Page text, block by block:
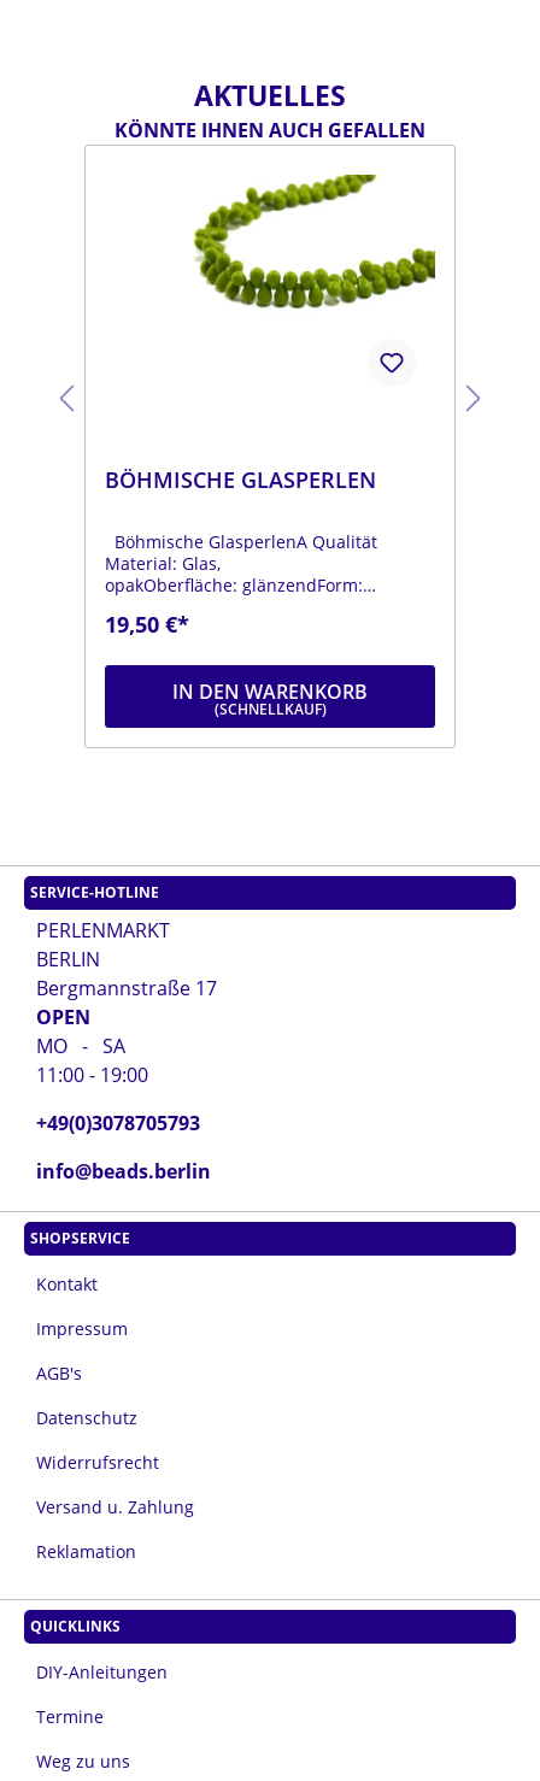
AKTUELLES
KÖNNTE IHNEN AUCH GEFALLEN
BÖHMISCHE GLASPERLEN
Böhmische GlasperlenA Qualität
Material: Glas,
opakOberfläche: glänzendForm:
moosgrünDurchmesser: ca. 6 mmLänge:
19,50 €*
IN DEN WARENKORB
SERVICE-HOTLINE
PERLENMARKT
BERLIN
Bergmannstraße 17
OPEN
MO - SA
11:00 - 19:00
+49(0)3078705793
info@beads.berlin
SHOPSERVICE
Kontakt
Impressum
AGB's
Datenschutz
Widerrufsrecht
Versand u. Zahlung
Reklamation
QUICKLINKS
DIY-Anleitungen
Termine
Weg zu uns